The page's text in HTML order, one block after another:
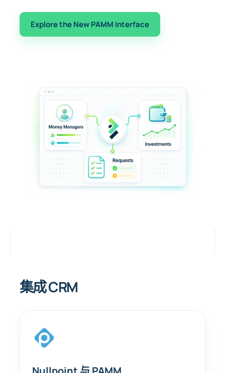
Explore the New PAMM Interface
集成 CRM